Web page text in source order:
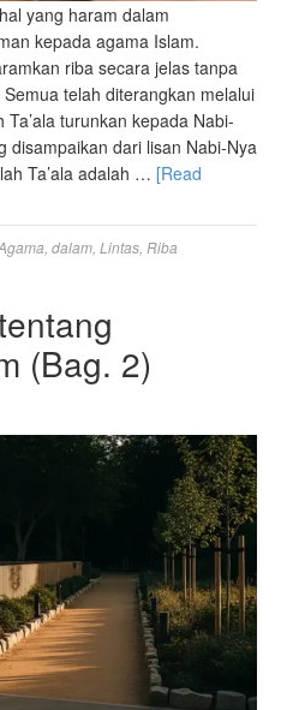
yang haram dalam
kepada agama Islam.
riba secara jelas tanpa
telah diterangkan melalui
turunkan kepada Nabi-
disampaikan dari lisan Nabi-Nya
Ta’ala adalah … [Read
dalam Lintas Riba
(Bag. 2)